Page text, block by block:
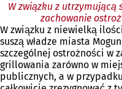
W związku z utrzymującą
zachowanie
W związku z niewielką
suszą władze miasta
szczególnej ostrożności w
grillowania zarówno w
publicznych, a w